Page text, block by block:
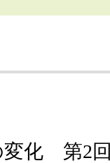
変化 第2